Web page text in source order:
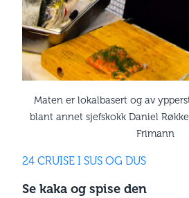
Maten er lokalbasert og av
blant annet sjefskokk Daniel
Frimann
24 CRUISE I SUS OG DUS
Se kaka og spise den